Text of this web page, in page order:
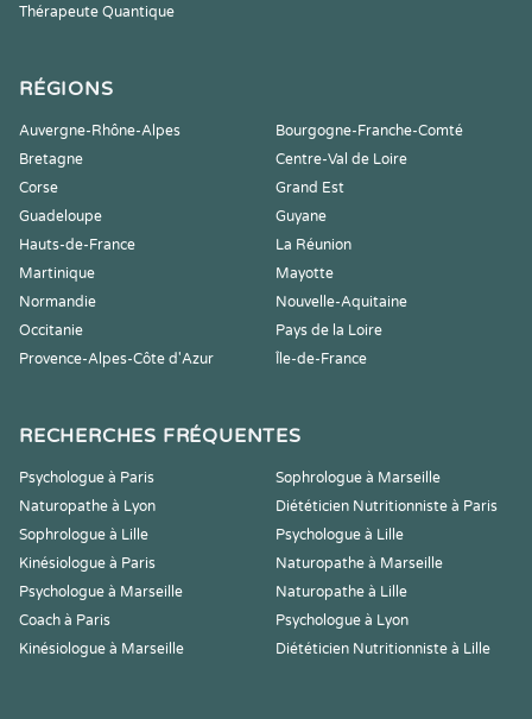
Thérapeute Quantique
RÉGIONS
Auvergne-Rhône-Alpes
Bourgogne-Franche-Comté
Bretagne
Centre-Val de Loire
Corse
Grand Est
Guadeloupe
Guyane
Hauts-de-France
La Réunion
Martinique
Mayotte
Normandie
Nouvelle-Aquitaine
Occitanie
Pays de la Loire
Provence-Alpes-Côte d'Azur
Île-de-France
RECHERCHES FRÉQUENTES
Psychologue à Paris
Sophrologue à Marseille
Naturopathe à Lyon
Diététicien Nutritionniste à Paris
Sophrologue à Lille
Psychologue à Lille
Kinésiologue à Paris
Naturopathe à Marseille
Psychologue à Marseille
Naturopathe à Lille
Coach à Paris
Psychologue à Lyon
Kinésiologue à Marseille
Diététicien Nutritionniste à Lille